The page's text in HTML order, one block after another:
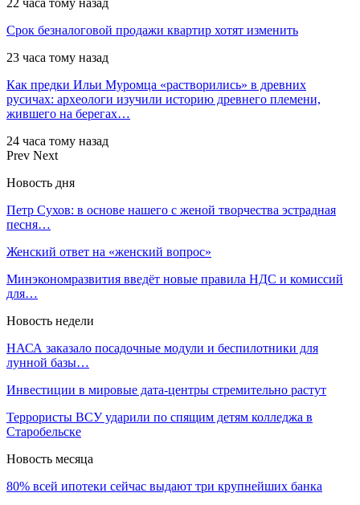
Срок безналоговой продажи квартир хотят изменить
23 часа тому назад
Как предки Ильи Муромца «растворились» в древних
русичах: археологи изучили историю древнего племени,
жившего на берегах…
24 часа тому назад
Prev Next
Новость дня
Петр Сухов: в основе нашего с женой творчества эстрадная
песня…
Женский ответ на «женский вопрос»
Минэкономразвития введёт новые правила НДС и комиссий
для…
Новость недели
НАСА заказало посадочные модули и беспилотники для
лунной базы…
Инвестиции в мировые дата-центры стремительно растут
Террористы ВСУ ударили по спящим детям колледжа в
Старобельске
Новость месяца
80% всей ипотеки сейчас выдают три крупнейших банка